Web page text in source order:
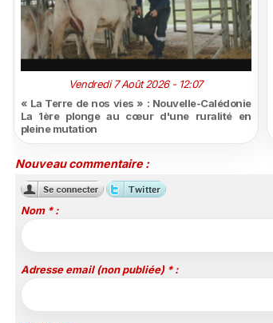
Vendredi 7 Août 2026 - 12:07
« La Terre de nos vies » : Nouvelle-Calédonie
La 1ère plonge au cœur d'une ruralité en
pleine mutation
Nouveau commentaire :
Nom * :
Adresse email (non publiée) * :